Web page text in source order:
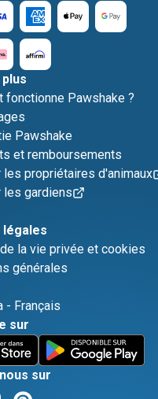
fonctionne Pawshake ?
Pawshake
et remboursements
les propriétaires d'animaux
les gardiens
légales
la vie privée et cookies
générales
- Français
sur
sur